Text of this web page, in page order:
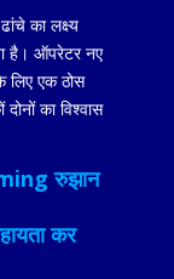
का लक्ष्य
है। ऑपरेटर नए
लिए एक ठोस
का विश्वास
रुझान
कर